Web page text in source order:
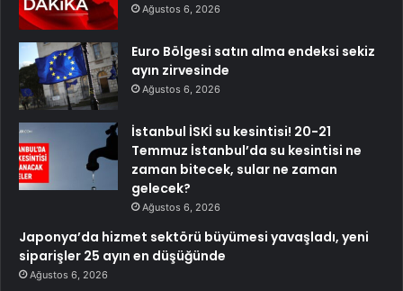
Ağustos 6, 2026
Euro Bölgesi satın alma endeksi sekiz
ayın zirvesinde
Ağustos 6, 2026
İstanbul İSKİ su kesintisi! 20-21
Temmuz İstanbul’da su kesintisi ne
zaman bitecek, sular ne zaman
gelecek?
Ağustos 6, 2026
Japonya’da hizmet sektörü büyümesi yavaşladı, yeni
siparişler 25 ayın en düşüğünde
Ağustos 6, 2026